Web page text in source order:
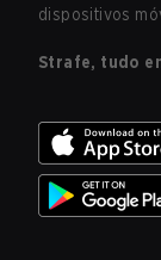
dispositivos
Strafe, tudo